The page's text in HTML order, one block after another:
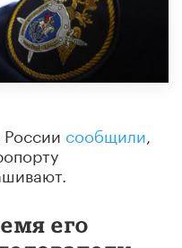
сообщили
его